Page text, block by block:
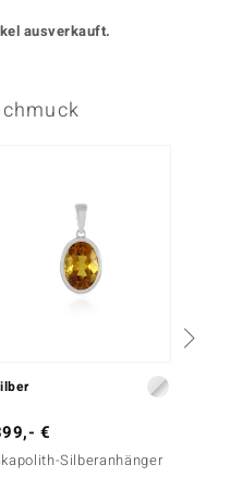
ausverkauft.
€
Silberanhänger